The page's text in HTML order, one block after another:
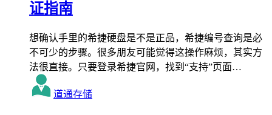
证指南
想确认手里的希捷硬盘是不是正品，希捷编号查询是必
不可少的步骤。很多朋友可能觉得这操作麻烦，其实方
法很直接。只要登录希捷官网，找到“支持”页面…
道通存储